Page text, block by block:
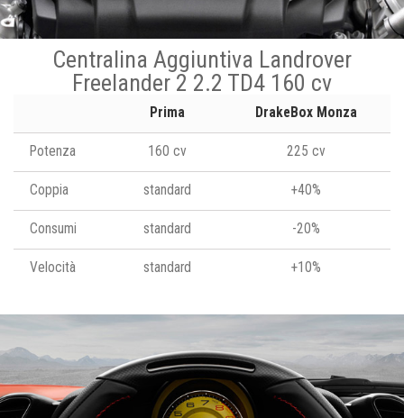
Centralina Aggiuntiva Landrover
Freelander 2 2.2 TD4 160 cv
Prima DrakeBox Monza
Potenza 160 cv 225 cv
Coppia standard +40%
Consumi standard -20%
Velocità standard +10%